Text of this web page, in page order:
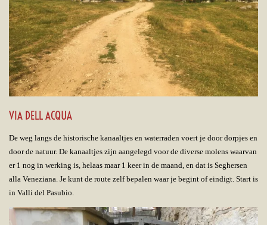
VIA DELL ACQUA
De weg langs de historische kanaaltjes en waterraden voert je door dorpjes en
door de natuur. De kanaaltjes zijn aangelegd voor de diverse molens waarvan
er 1 nog in werking is, helaas maar 1 keer in de maand, en dat is Seghersen
alla Veneziana. Je kunt de route zelf bepalen waar je begint of eindigt. Start is
in Valli del Pasubio.